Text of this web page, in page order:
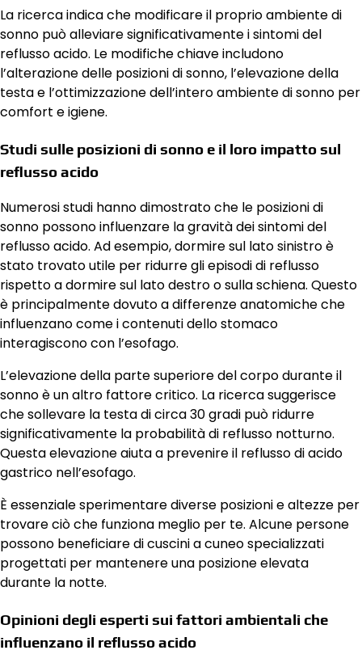
La ricerca indica che modificare il proprio ambiente di
sonno può alleviare significativamente i sintomi del
reflusso acido. Le modifiche chiave includono
l’alterazione delle posizioni di sonno, l’elevazione della
testa e l’ottimizzazione dell’intero ambiente di sonno per
comfort e igiene.
Studi sulle posizioni di sonno e il loro impatto sul
reflusso acido
Numerosi studi hanno dimostrato che le posizioni di
sonno possono influenzare la gravità dei sintomi del
reflusso acido. Ad esempio, dormire sul lato sinistro è
stato trovato utile per ridurre gli episodi di reflusso
rispetto a dormire sul lato destro o sulla schiena. Questo
è principalmente dovuto a differenze anatomiche che
influenzano come i contenuti dello stomaco
interagiscono con l’esofago.
L’elevazione della parte superiore del corpo durante il
sonno è un altro fattore critico. La ricerca suggerisce
che sollevare la testa di circa 30 gradi può ridurre
significativamente la probabilità di reflusso notturno.
Questa elevazione aiuta a prevenire il reflusso di acido
gastrico nell’esofago.
È essenziale sperimentare diverse posizioni e altezze per
trovare ciò che funziona meglio per te. Alcune persone
possono beneficiare di cuscini a cuneo specializzati
progettati per mantenere una posizione elevata
durante la notte.
Opinioni degli esperti sui fattori ambientali che
influenzano il reflusso acido